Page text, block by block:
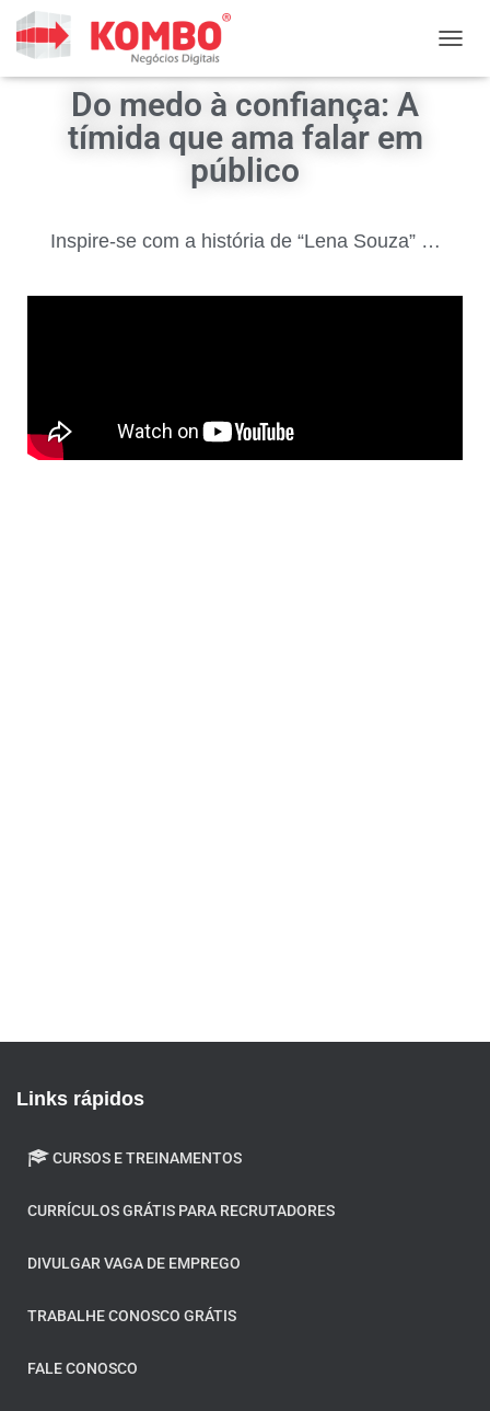
Do medo à confiança: A
tímida que ama falar em
público
Inspire-se com a história de “Lena Souza” …
Links rápidos
CURSOS E TREINAMENTOS
CURRÍCULOS GRÁTIS PARA RECRUTADORES
DIVULGAR VAGA DE EMPREGO
TRABALHE CONOSCO GRÁTIS
FALE CONOSCO